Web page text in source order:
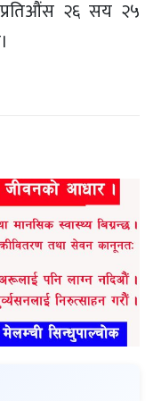
प्रतिऔंस २६ सय २५